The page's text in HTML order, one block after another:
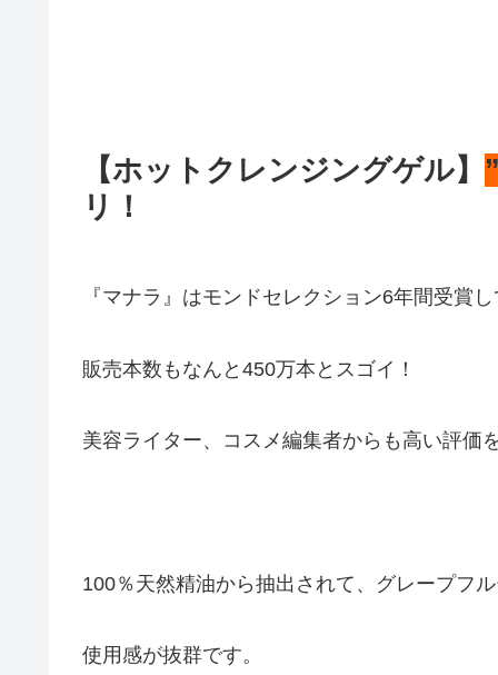
【ホットクレンジングゲル】
リ！
『マナラ』はモンドセレクション6年間受賞
販売本数もなんと450万本とスゴイ！
美容ライター、コスメ編集者からも高い評価
100％天然精油から抽出されて、グレープフ
使用感が抜群です。